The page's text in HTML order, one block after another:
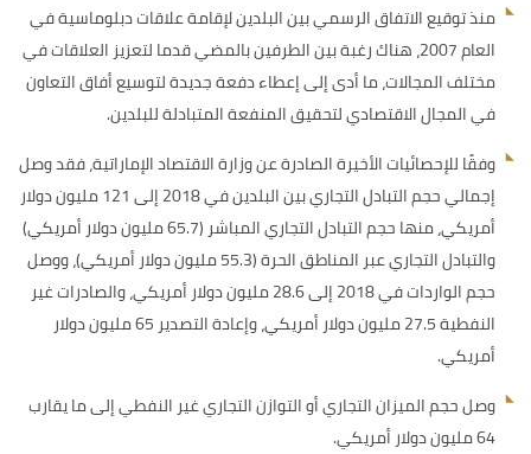
منذ توقيع الاتفاق الرسمي بين البلدين لإقامة علاقات دبلوماسية في
العام 2007، هناك رغبة بين الطرفين بالمضي قدما لتعزيز العلاقات في
مختلف المجالات، ما أدى إلى إعطاء دفعة جديدة لتوسيع أفاق التعاون
في المجال الاقتصادي لتحقيق المنفعة المتبادلة للبلدين.
وفقًا للإحصائيات الأخيرة الصادرة عن وزارة الاقتصاد الإماراتية، فقد وصل
إجمالي حجم التبادل التجاري بين البلدين في 2018 إلى 121 مليون دولار
أمريكي، منها حجم التبادل التجاري المباشر (65.7 مليون دولار أمريكي)
والتبادل التجاري عبر المناطق الحرة (55.3 مليون دولار أمريكي)، ووصل
حجم الواردات في 2018 إلى 28.6 مليون دولار أمريكي، والصادرات غير
النفطية 27.5 مليون دولار أمريكي، وإعادة التصدير 65 مليون دولار
أمريكي.
وصل حجم الميزان التجاري أو التوازن التجاري غير النفطي إلى ما يقارب
64 مليون دولار أمريكي.